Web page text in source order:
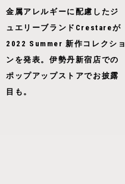
金属アレルギーに配慮したジ
ュエリーブランドCrestareが
2022 Summer 新作コレクショ
ンを発表。伊勢丹新宿店での
ポップアップストアでお披露
目も。